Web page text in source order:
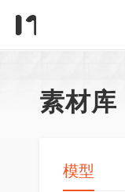
素材库
模型